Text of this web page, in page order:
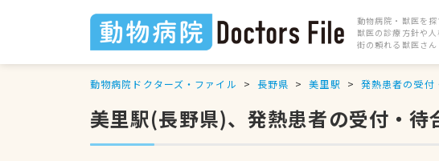
動物病院・獣医を
獣医の診療方針や
街の頼れる獣医さ
動物病院ドクターズ・ファイル 長野県 美里駅 発熱患者の受付
美里駅(長野県)、発熱患者の受付・